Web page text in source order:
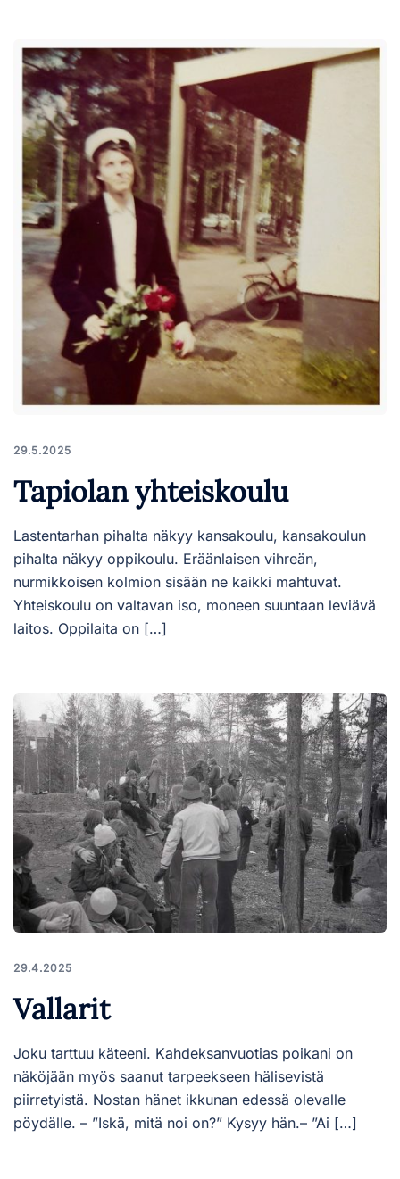
29.5.2025
Tapiolan yhteiskoulu
Lastentarhan pihalta näkyy kansakoulu, kansakoulun
pihalta näkyy oppikoulu. Eräänlaisen vihreän,
nurmikkoisen kolmion sisään ne kaikki mahtuvat.
Yhteiskoulu on valtavan iso, moneen suuntaan leviävä
laitos. Oppilaita on […]
29.4.2025
Vallarit
Joku tarttuu käteeni. Kahdeksanvuotias poikani on
näköjään myös saanut tarpeekseen hälisevistä
piirretyistä. Nostan hänet ikkunan edessä olevalle
pöydälle. – ”Iskä, mitä noi on?” Kysyy hän.– ”Ai […]